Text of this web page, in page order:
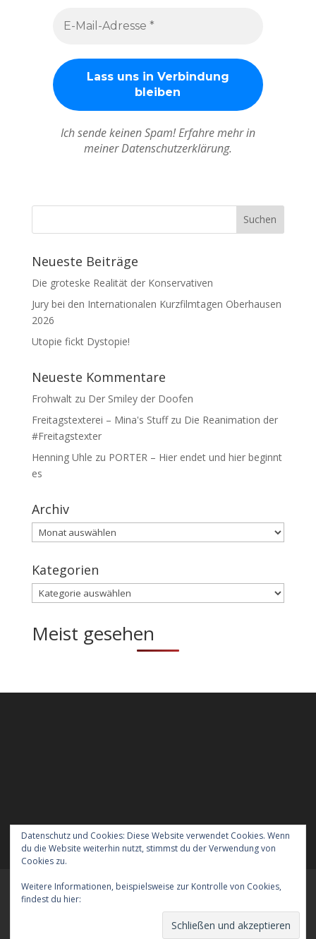
Ich sende keinen Spam! Erfahre mehr in
meiner Datenschutzerklärung.
Neueste Beiträge
Die groteske Realität der Konservativen
Jury bei den Internationalen Kurzfilmtagen Oberhausen
2026
Utopie fickt Dystopie!
Neueste Kommentare
Frohwaltzu Der Smiley der Doofen
Freitagstexterei – Mina's Stuffzu Die Reanimation der
#Freitagstexter
Henning Uhle zu PORTER – Hier endet und hier beginnt
es
Archiv
Archiv
Kategorien
Kategorien
Meist gesehen
Datenschutz und Cookies: Diese Website verwendet Cookies. Wenn
du die Website weiterhin nutzt, stimmst du der Verwendung von
Cookies zu.
Weitere Informationen, beispielsweise zur Kontrolle von Cookies,
findest du hier:
Meraner Höhenweg wandern mit Hund
Verreisen mit Hund nach England
Das Impressum